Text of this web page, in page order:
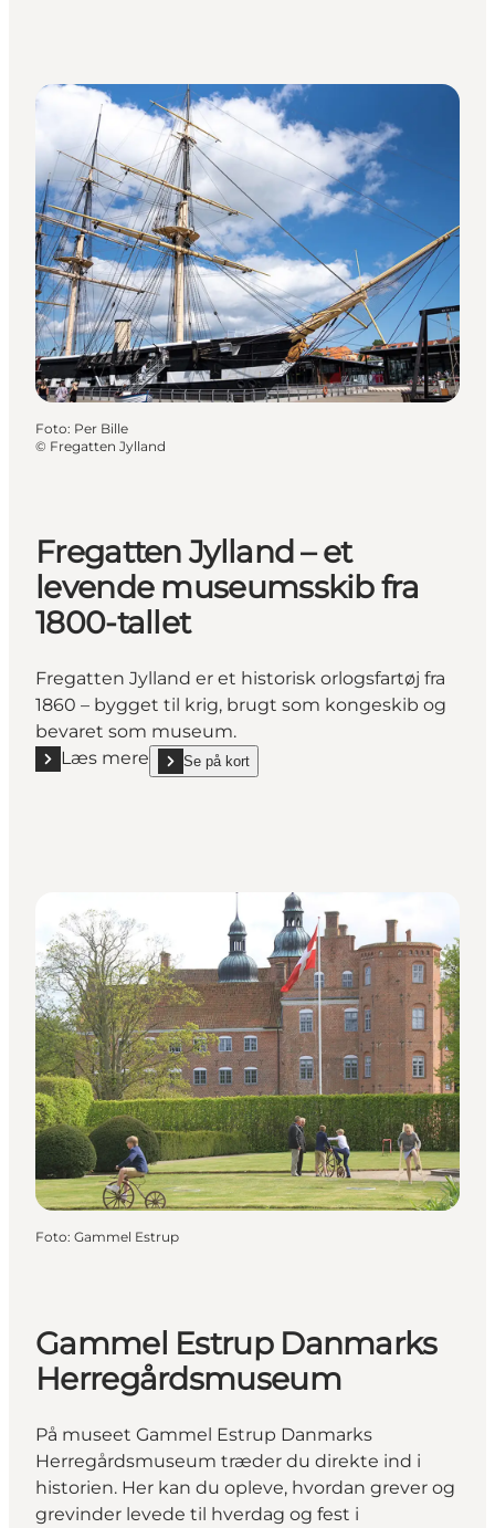
Foto: Per Bille
© Fregatten Jylland
Fregatten Jylland – et
levende museumsskib fra
1800-tallet
Fregatten Jylland er et historisk orlogsfartøj fra
1860 – bygget til krig, brugt som kongeskib og
bevaret som museum.
Læs mere
Læs mere "Fregatten Jylland – et levende
Se på kort
show Fregatten Jylland – et levende museumsskib
Foto: Gammel Estrup
Gammel Estrup Danmarks
Herregårdsmuseum
På museet Gammel Estrup Danmarks
Herregårdsmuseum træder du direkte ind i
historien. Her kan du opleve, hvordan grever og
grevinder levede til hverdag og fest i